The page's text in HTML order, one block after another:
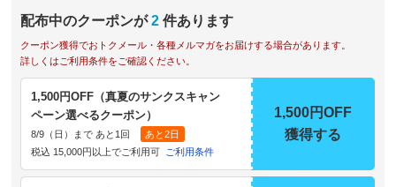
配布中のクーポンが 2 件あります
クーポン獲得でおトクメール・各種メルマガをお届けする場合があります。
詳しくはご利用条件をご確認ください。
1,500円OFF（真夏のサンクスキャン
ペーン選べるクーポン）
8/9（日）まで あと1回
あと2日
税込 15,000円以上でご利用可 ご利用条件
1,500円OFF
獲得する